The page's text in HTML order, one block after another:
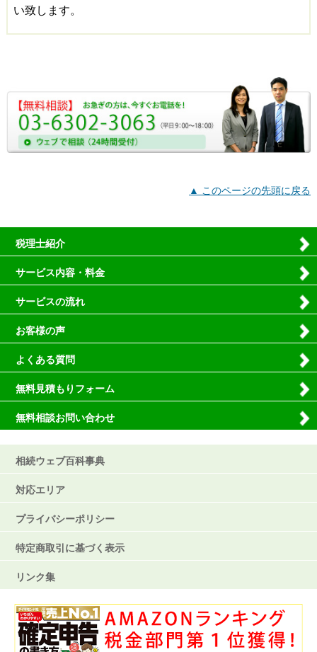
い致します。
▲ このページの先頭に戻る
税理士紹介
サービス内容・料金
サービスの流れ
お客様の声
よくある質問
無料見積もりフォーム
無料相談お問い合わせ
相続ウェブ百科事典
対応エリア
プライバシーポリシー
特定商取引に基づく表示
リンク集